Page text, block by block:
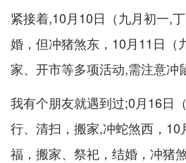
紧接着,10月10日（九月初一,
婚，但冲猪煞东，10月11日（
家、开市等多项活动,需注意冲
我有个朋友就遇到过;0月16日
行、清扫，搬家,冲蛇煞西，
福，搬家、祭祀，结婚，冲猪煞